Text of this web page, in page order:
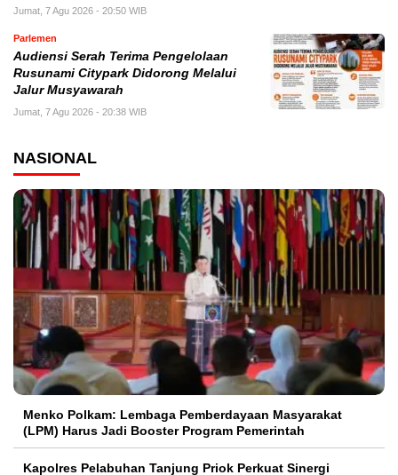
Jumat, 7 Agu 2026 - 20:50 WIB
Parlemen
Audiensi Serah Terima Pengelolaan
Rusunami Citypark Didorong Melalui
Jalur Musyawarah
Jumat, 7 Agu 2026 - 20:38 WIB
NASIONAL
Menko Polkam: Lembaga Pemberdayaan Masyarakat
(LPM) Harus Jadi Booster Program Pemerintah
Kapolres Pelabuhan Tanjung Priok Perkuat Sinergi